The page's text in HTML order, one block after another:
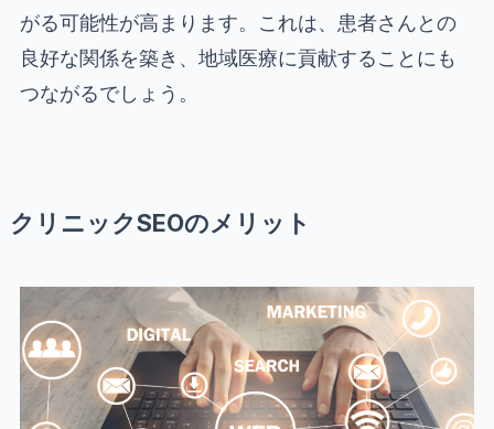
がる可能性が高まります。これは、患者さんとの
良好な関係を築き、地域医療に貢献することにも
つながるでしょう。
クリニックSEOのメリット